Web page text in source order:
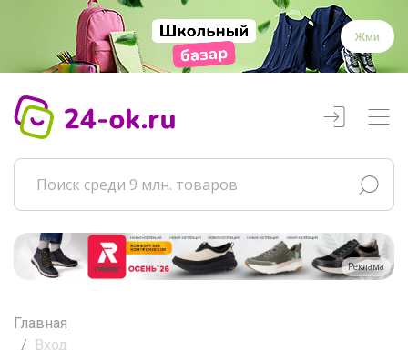
Жми
Реклама
Главная
Вход